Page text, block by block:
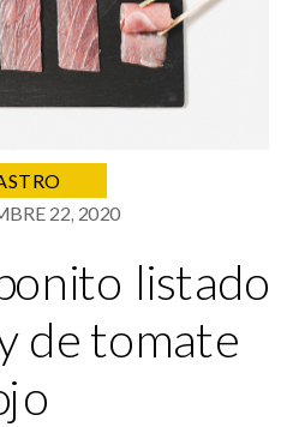
22, 2020
listado
de tomate